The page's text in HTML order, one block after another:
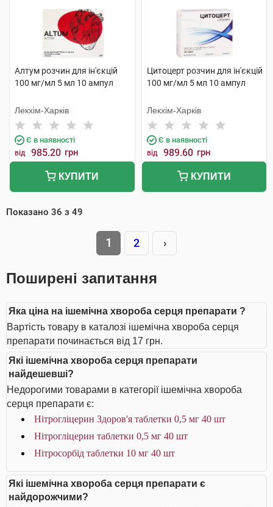
Алтум розчин для ін'єкцій
100 мг/мл 5 мл 10 ампул
Лекхім-Харків
Є в наявності
від 985.20 грн
КУПИТИ
Цитоцерт розчин для ін'єкцій
100 мг/мл 5 мл 10 ампул
Лекхім-Харків
Є в наявності
від 989.60 грн
КУПИТИ
Показано 36 з 49
1 2 ›
Поширені запитання
Яка ціна на ішемічна хвороба серця препарати ?
Вартість товару в каталозі ішемічна хвороба серця
препарати починається від 17 грн.
Які ішемічна хвороба серця препарати
найдешевші?
Недорогими товарами в категорії ішемічна хвороба
серця препарати є:
Нітрогліцерин Здоров'я таблетки 0,5 мг 40 шт
Нітрогліцерин таблетки 0,5 мг 40 шт
Нітросорбід таблетки 10 мг 40 шт
Які ішемічна хвороба серця препарати є
найдорожчими?